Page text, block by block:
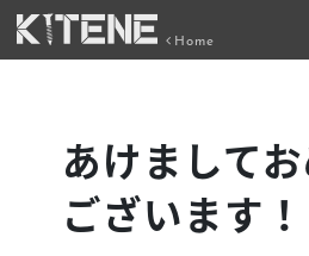
Home
あけまして
ございます！